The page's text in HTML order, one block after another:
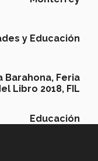
y Educación
Barahona, Feria
Libro 2018, FIL
Educación